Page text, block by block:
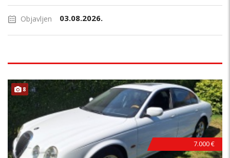
Objavljen 03.08.2026.
8
7.000 €